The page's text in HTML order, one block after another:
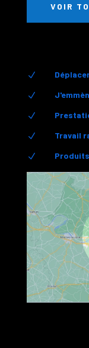
VOIR
N
N
N
N Travail
N